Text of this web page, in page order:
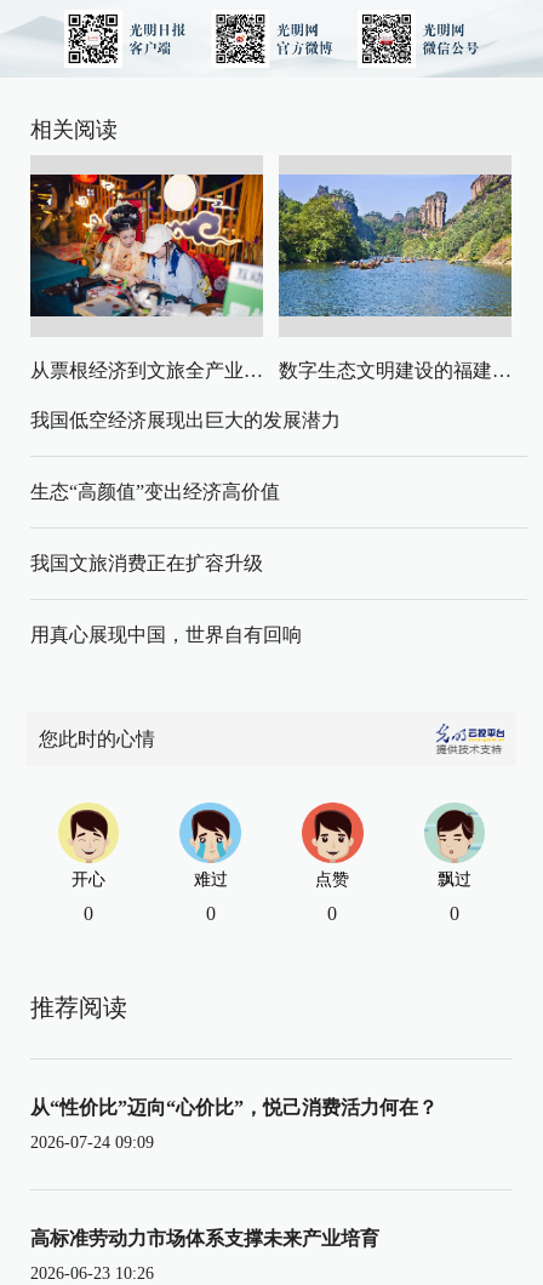
相关阅读
从票根经济到文旅全产业链升级 数字生态文明建设的福建路径与启示
我国低空经济展现出巨大的发展潜力
生态“高颜值”变出经济高价值
我国文旅消费正在扩容升级
用真心展现中国，世界自有回响
您此时的心情
开心
0
难过
0
点赞
0
飘过
0
推荐阅读
从“性价比”迈向“心价比”，悦己消费活力何在？
2026-07-24 09:09
高标准劳动力市场体系支撑未来产业培育
2026-06-23 10:26